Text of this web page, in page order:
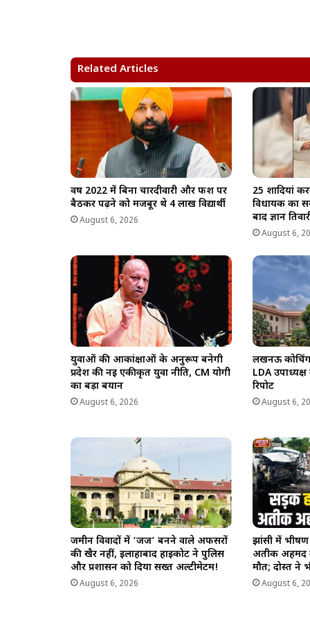
A
p
p
o
o
k
r
a
m
i
k
Related Articles
वर्ष 2022 में बिना चारदीवारी और फर्श पर
बैठकर पढ़ने को मजबूर थे 4 लाख विद्यार्थी
August 6, 2026
25 शादियां
विधायक का
बाद ज्ञान
August 6,
युवाओं की आकांक्षाओं के अनुरूप बनेगी
प्रदेश की नई एकीकृत युवा नीति, CM योगी
का बड़ा बयान
August 6, 2026
लखनऊ कोचिंग
LDA
रिपोर्ट
August 6,
जमीन विवादों में ‘जज’ बनने वाले अफसरों
की खैर नहीं, इलाहाबाद हाईकोर्ट ने पुलिस
और प्रशासन को दिया सख्त अल्टीमेटम!
August 6, 2026
झांसी में
अतीक अहमद
मौत; दोस्त ने
August 6,